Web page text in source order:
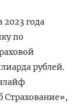
2023 года
по
рублей.
Страхование»,